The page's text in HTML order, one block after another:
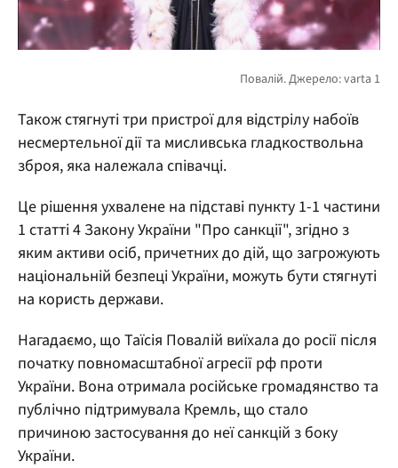
Також стягнуті три пристрої для відстрілу набоїв
несмертельної дії та мисливська гладкоствольна
зброя, яка належала співачці.
Це рішення ухвалене на підставі пункту 1-1 частини
1 статті 4 Закону України "Про санкції", згідно з
яким активи осіб, причетних до дій, що загрожують
національній безпеці України, можуть бути стягнуті
на користь держави.
Нагадаємо, що Таїсія Повалій виїхала до росії після
початку повномасштабної агресії рф проти
України. Вона отримала російське громадянство та
публічно підтримувала Кремль, що стало
причиною застосування до неї санкцій з боку
України.